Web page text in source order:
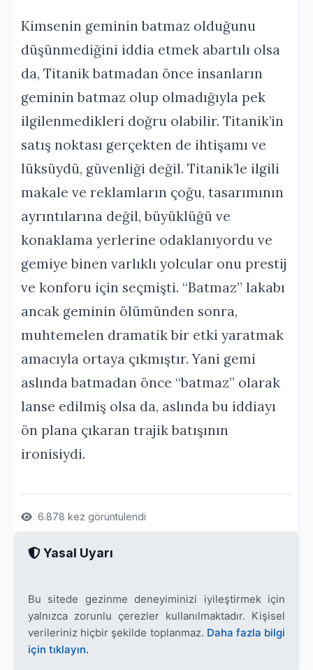
Kimsenin geminin batmaz olduğunu
düşünmediğini iddia etmek abartılı olsa
da, Titanik batmadan önce insanların
geminin batmaz olup olmadığıyla pek
ilgilenmedikleri doğru olabilir. Titanik’in
satış noktası gerçekten de ihtişamı ve
lüksüydü, güvenliği değil. Titanik’le ilgili
makale ve reklamların çoğu, tasarımının
ayrıntılarına değil, büyüklüğü ve
konaklama yerlerine odaklanıyordu ve
gemiye binen varlıklı yolcular onu prestij
ve konforu için seçmişti. “Batmaz” lakabı
ancak geminin ölümünden sonra,
muhtemelen dramatik bir etki yaratmak
amacıyla ortaya çıkmıştır. Yani gemi
aslında batmadan önce “batmaz” olarak
lanse edilmiş olsa da, aslında bu iddiayı
ön plana çıkaran trajik batışının
ironisiydi.
6.878 kez görüntülendi
Yasal Uyarı
Bu sitede gezinme deneyiminizi iyileştirmek için
yalnızca zorunlu çerezler kullanılmaktadır. Kişisel
verileriniz hiçbir şekilde toplanmaz. Daha fazla bilgi
için tıklayın.